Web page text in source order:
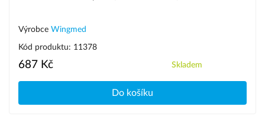
Výrobce Wingmed
Kód produktu: 11378
687 Kč Skladem
Do košíku